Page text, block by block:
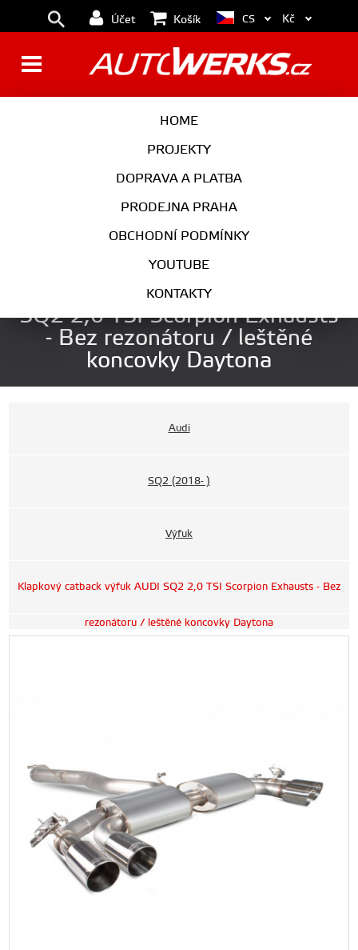
Účet Košík
HOME
PROJEKTY
DOPRAVA A PLATBA
PRODEJNA PRAHA
OBCHODNÍ PODMÍNKY
YOUTUBE
KONTAKTY
CS Kč
PODVOZEK
VÝFUK
INTERIÉR
AUTOKOSMETIKA
Klapkový catback výfuk AUDI
SQ2 2,0 TSI Scorpion Exhausts
- Bez rezonátoru / leštěné
koncovky Daytona
Audi
SQ2 (2018- )
Výfuk
Klapkový catback výfuk AUDI SQ2 2,0 TSI Scorpion Exhausts - Bez
rezonátoru / leštěné koncovky Daytona